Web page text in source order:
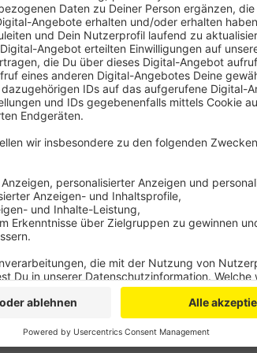
Alle, die zwischen 6 und 20 Jahren alt sind,
gesamten Sommerferien für den Nahverkehr
Automaten, DB Verkaufsstellen und auf der
Anzeige